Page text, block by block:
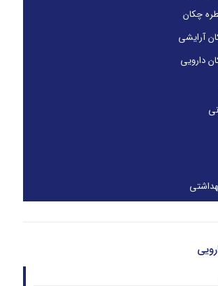
چکان
آرایشی
دارویی